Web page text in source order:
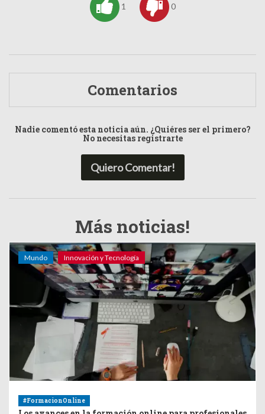
1 0
Comentarios
Nadie comentó esta noticia aún. ¿Quiéres ser el primero?
No necesitas registrarte
Quiero Comentar!
Más noticias!
Mundo Innovación y Tecnología
#FormacionOnline